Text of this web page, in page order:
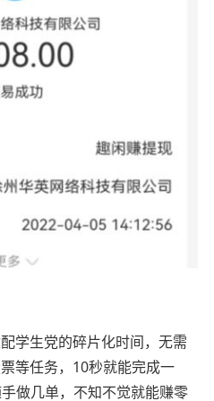
学生党的碎片化时间，无需
等任务，10秒就能完成一
做几单，不知不觉就能赚零